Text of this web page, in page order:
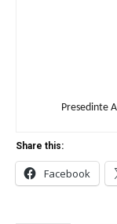
Presedinte
Share this:
Facebook